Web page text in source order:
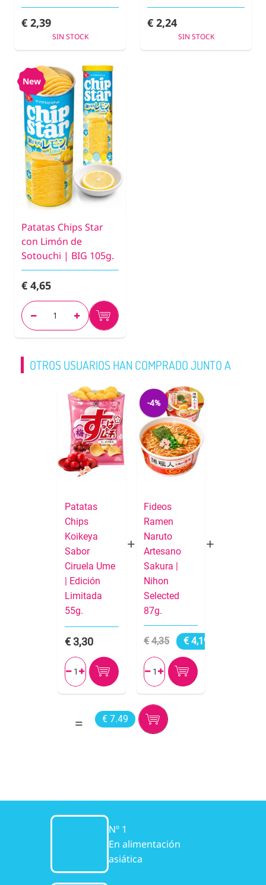
€ 2,39
SIN STOCK
€ 2,24
SIN STOCK
New
Patatas Chips Star
con Limón de
Sotouchi | BIG 105g.
€ 4,65
OTROS USUARIOS HAN COMPRADO JUNTO A
Patatas
Chips
Koikeya
Sabor
Ciruela Ume
| Edición
Limitada
55g.
3,30
 
-4%
Fideos
Ramen
Naruto
Artesano
Sakura |
Nihon
Selected
87g.
4,35 4,19
 
€ 7.49
Nº 1
En alimentación
asiática